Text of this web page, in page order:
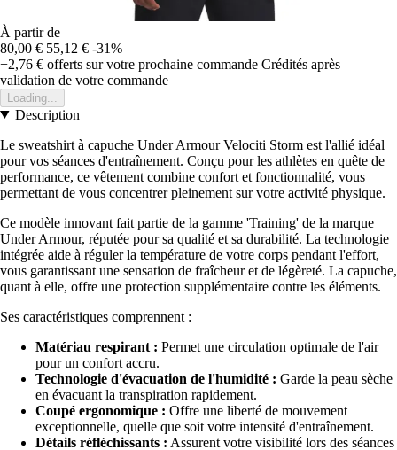
À partir de
80,00 € 55,12 € -31%
+2,76 € offerts sur votre prochaine commande Crédités après
validation de votre commande
Loading...
Description
Le sweatshirt à capuche Under Armour Velociti Storm est l'allié idéal
pour vos séances d'entraînement. Conçu pour les athlètes en quête de
performance, ce vêtement combine confort et fonctionnalité, vous
permettant de vous concentrer pleinement sur votre activité physique.
Ce modèle innovant fait partie de la gamme 'Training' de la marque
Under Armour, réputée pour sa qualité et sa durabilité. La technologie
intégrée aide à réguler la température de votre corps pendant l'effort,
vous garantissant une sensation de fraîcheur et de légèreté. La capuche,
quant à elle, offre une protection supplémentaire contre les éléments.
Ses caractéristiques comprennent :
Matériau respirant : Permet une circulation optimale de l'air
pour un confort accru.
Technologie d'évacuation de l'humidité : Garde la peau sèche
en évacuant la transpiration rapidement.
Coupé ergonomique : Offre une liberté de mouvement
exceptionnelle, quelle que soit votre intensité d'entraînement.
Détails réfléchissants : Assurent votre visibilité lors des séances